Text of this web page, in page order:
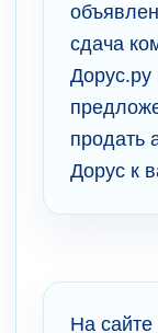
сдача
Дорус.ру
продать
Дорус к
На